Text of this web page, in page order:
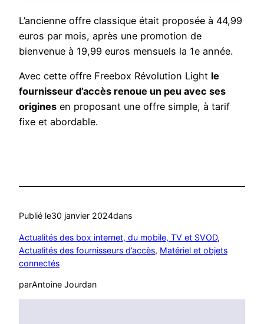
L’ancienne offre classique était proposée à 44,99
euros par mois, après une promotion de
bienvenue à 19,99 euros mensuels la 1e année.
Avec cette offre Freebox Révolution Light le
fournisseur d’accès renoue un peu avec ses
origines en proposant une offre simple, à tarif
fixe et abordable.
Publié le30 janvier 2024dans
Actualités des box internet, du mobile, TV et SVOD
Actualités des fournisseurs d’accès, Matériel et objets
connectés
parAntoine Jourdan